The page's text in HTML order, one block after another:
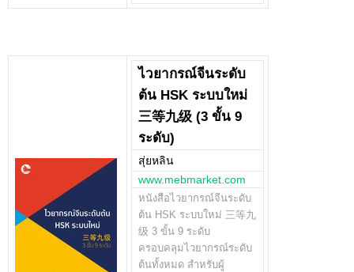
ไวยากรณ์จีนระดับ
ต้น HSK ระบบใหม่
三等九级 (3 ขั้น 9
ระดับ)
สุ่ยหลิน
www.mebmarket.com
หนังสือไวยากรณ์จีนระดับ
ต้น HSK ระบบใหม่ 三等九
级 3 ขั้น 9 ระดับ
ครอบคลุมไวยากรณ์ระดับ
ต้นทั้งหมด สำหรับผู้